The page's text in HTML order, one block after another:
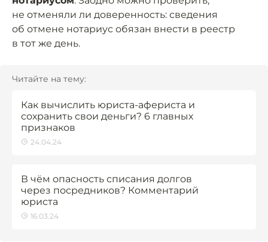
не отменяли ли доверенность: сведения
об отмене нотариус обязан внести в реестр
в тот же день.
Читайте на тему:
Как вычислить юриста-афериста и
сохранить свои деньги? 6 главных
признаков
24.04.24
В чём опасность списания долгов
через посредников? Комментарий
юриста
16.03.24